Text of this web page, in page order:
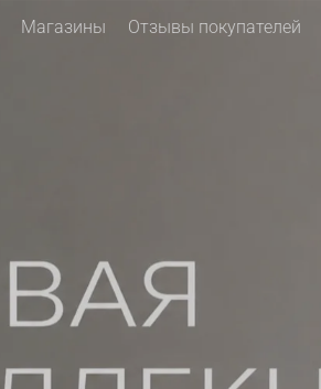
Магазины Отзывы покупателей